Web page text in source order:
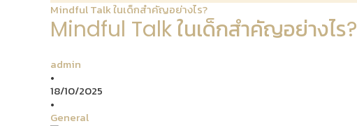
Mindful Talk ในเด็กสำคัญอย่างไร?
Mindful Talk ในเด็กสำคัญอย่างไร?
admin
•
18/10/2025
•
General